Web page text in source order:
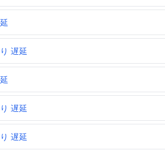
遅延
遅延
遅延